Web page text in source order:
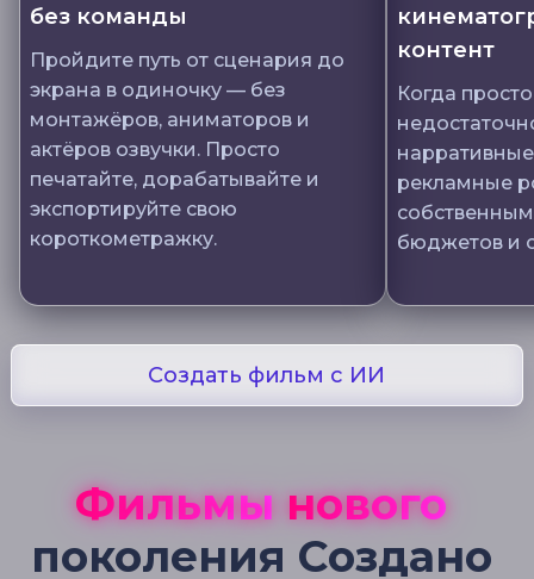
без команды
Пройдите путь от сценария до
экрана в одиночку — без
монтажёров, аниматоров и
актёров озвучки. Просто
печатайте, дорабатывайте и
экспортируйте свою
короткометражку.
контент
Когда
рекламные
бюджетов и
Создать фильм с ИИ
Фильмы нового
поколения Создано